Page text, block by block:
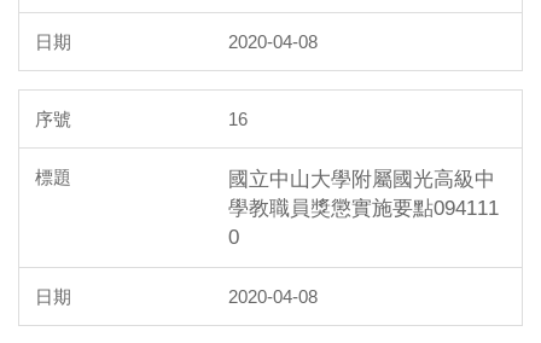
2020-04-08
16
國立中山大學附屬國光高級中
學教職員獎懲實施要點094111
0
2020-04-08